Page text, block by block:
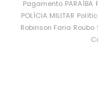
Pagamento PARAÍBA
POLÍCIA MILITAR
Robinson Faria Roubo